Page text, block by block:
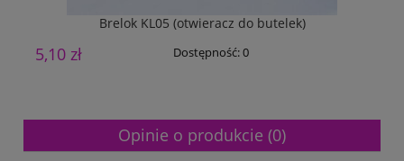
Brelok KL05 (otwieracz do butelek)
5,10 zł Dostępność:0
Opinie o produkcie (0)